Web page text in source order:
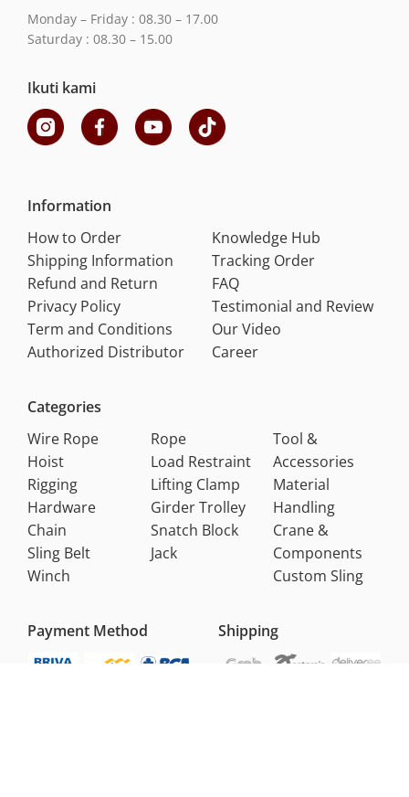
Monday – Friday : 08.30 – 17.00
Saturday : 08.30 – 15.00
Ikuti kami
Information
How to Order
Shipping Information
Refund and Return
Privacy Policy
Term and Conditions
Authorized Distributor
Knowledge Hub
Tracking Order
FAQ
Testimonial and Review
Our Video
Career
Categories
Wire Rope
Hoist
Rigging
Hardware
Chain
Sling Belt
Winch
Rope
Load Restraint
Lifting Clamp
Girder Trolley
Snatch Block
Jack
Tool &
Accessories
Material
Handling
Crane &
Components
Custom Sling
Payment Method Shipping